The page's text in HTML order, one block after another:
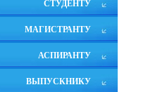
СТУДЕНТУ
МАГИСТРАНТУ
АСПИРАНТУ
ВЫПУСКНИКУ